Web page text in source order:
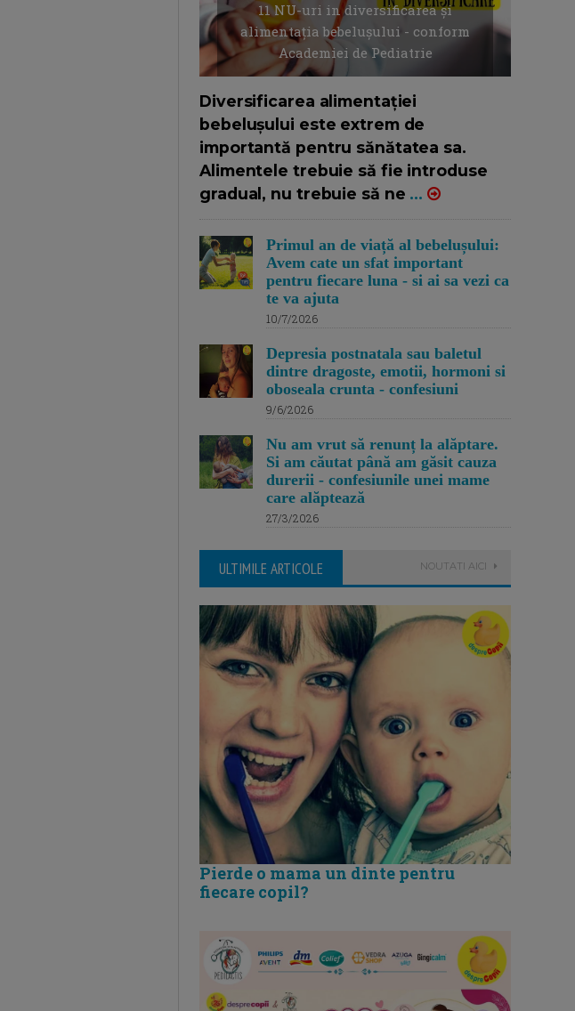
11 NU-uri in diversificarea și
alimentația bebelușului - conform
Academiei de Pediatrie
Diversificarea alimentației
bebelușului este extrem de
importantă pentru sănătatea sa.
Alimentele trebuie să fie introduse
gradual, nu trebuie să ne ...
Primul an de viață al bebelușului:
Avem cate un sfat important
pentru fiecare luna - si ai sa vezi ca
te va ajuta
10/7/2026
Depresia postnatala sau baletul
dintre dragoste, emotii, hormoni si
oboseala crunta - confesiuni
9/6/2026
Nu am vrut să renunț la alăptare.
Si am căutat până am găsit cauza
durerii - confesiunile unei mame
care alăptează
27/3/2026
ULTIMILE ARTICOLE NOUTATI AICI
Pierde o mama un dinte pentru
fiecare copil?